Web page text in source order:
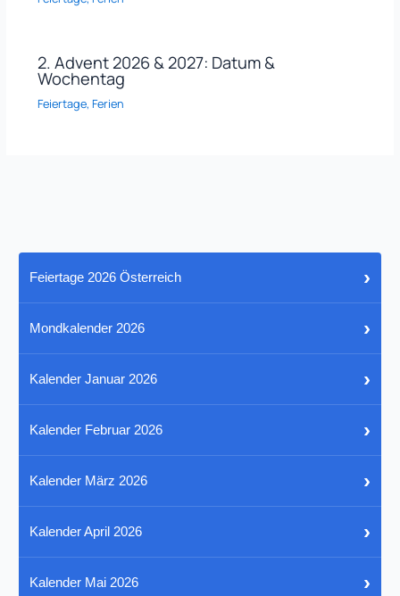
2. Advent 2026 & 2027: Datum &
Wochentag
Feiertage, Ferien
Feiertage 2026 Österreich ›
Mondkalender 2026 ›
Kalender Januar 2026 ›
Kalender Februar 2026 ›
Kalender März 2026 ›
Kalender April 2026 ›
Kalender Mai 2026 ›